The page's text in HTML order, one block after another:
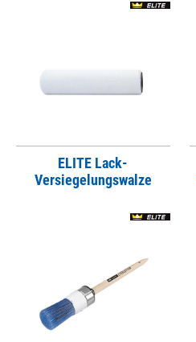
ELITE Lack-
Versiegelungswalze